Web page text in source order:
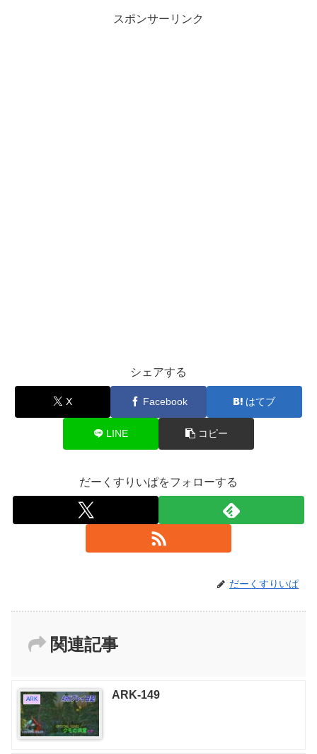
スポンサーリンク
シェアする
X Facebook はてブ
LINE コピー
だーくすりいぱをフォローする
だーくすりいぱ
関連記事
ARK ARK-149